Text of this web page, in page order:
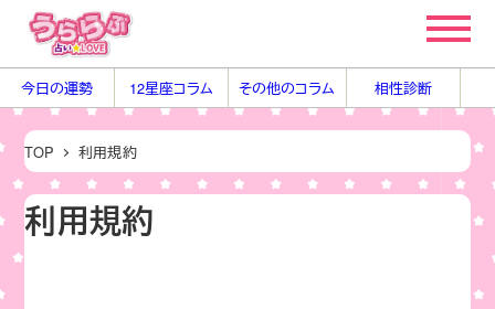
ン
コ
ン
ツ
へ
移
今日の運勢 12星座コラム その他のコラム 相性診断
TOP 利用規約
利用規約